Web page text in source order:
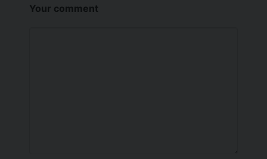
Your comment